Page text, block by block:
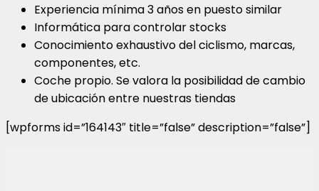
Experiencia mínima 3 años en puesto similar
Informática para controlar stocks
Conocimiento exhaustivo del ciclismo, marcas,
componentes, etc.
Coche propio. Se valora la posibilidad de cambio
de ubicación entre nuestras tiendas
[wpforms id=”164143″ title=”false” description=”false”]